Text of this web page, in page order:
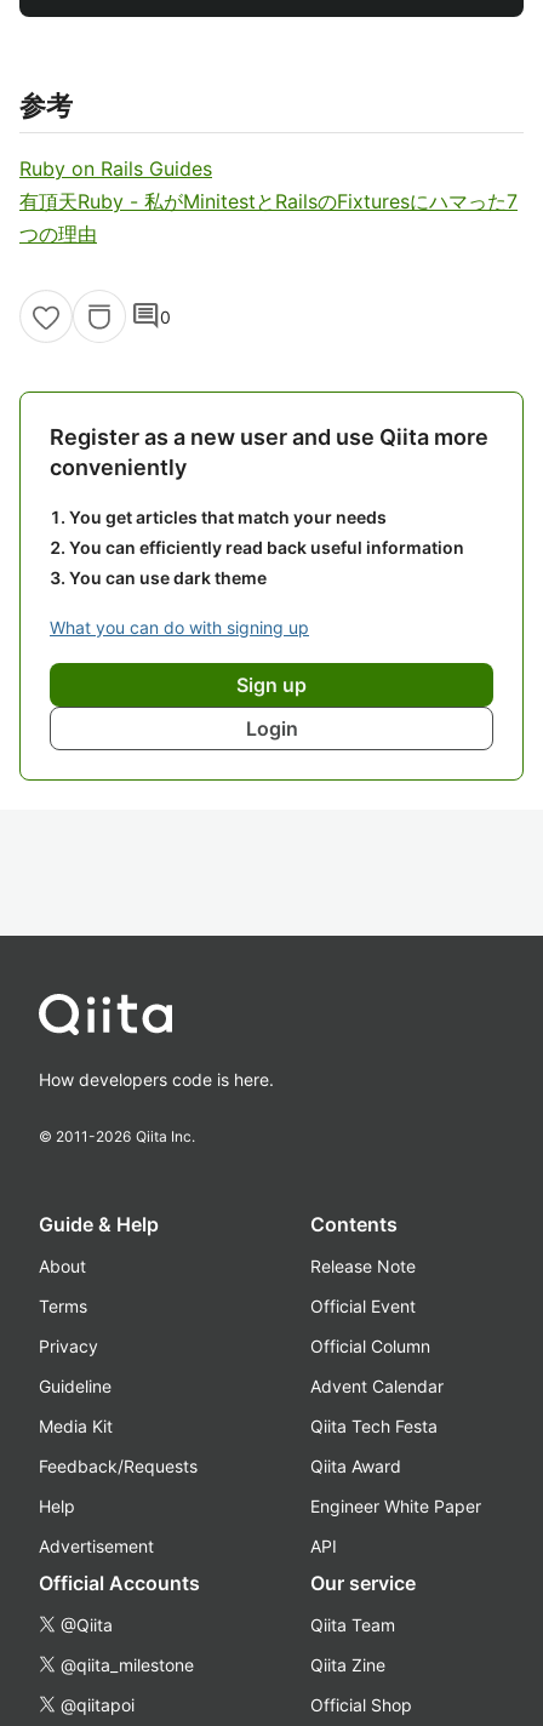
参考
Ruby on Rails Guides
有頂天Ruby - 私がMinitestとRailsのFixturesにハマった7
つの理由
comment0
Register as a new user and use Qiita more
conveniently
You get articles that match your needs
You can efficiently read back useful information
You can use dark theme
What you can do with signing up
Sign up
Login
How developers code is here.
© 2011-2026 Qiita Inc.
Guide & Help
About
Terms
Privacy
Guideline
Media Kit
Feedback/Requests
Help
Advertisement
Contents
Release Note
Official Event
Official Column
Advent Calendar
Qiita Tech Festa
Qiita Award
Engineer White Paper
API
Official Accounts
@Qiita
@qiita_milestone
@qiitapoi
Our service
Qiita Team
Qiita Zine
Official Shop